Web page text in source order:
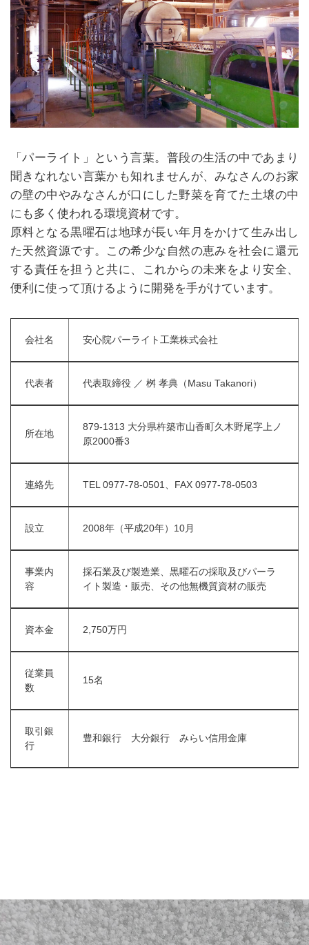
「パーライト」という言葉。普段の生活の中であまり
聞きなれない言葉かも知れませんが、みなさんのお家
の壁の中やみなさんが口にした野菜を育てた土壌の中
にも多く使われる環境資材です。
原料となる黒曜石は地球が長い年月をかけて生み出し
た天然資源です。この希少な自然の恵みを社会に還元
する責任を担うと共に、これからの未来をより安全、
便利に使って頂けるように開発を手がけています。
会社名 安心院パーライト工業株式会社
代表者 代表取締役 ／ 桝 孝典（Masu Takanori）
所在地
879-1313 大分県杵築市山香町久木野尾字上ノ
原2000番3
連絡先 TEL 0977-78-0501、FAX 0977-78-0503
設立 2008年（平成20年）10月
事業内
容
採石業及び製造業、黒曜石の採取及びパーラ
イト製造・販売、その他無機質資材の販売
資本金 2,750万円
従業員
数
15名
取引銀
行
豊和銀行 大分銀行 みらい信用金庫